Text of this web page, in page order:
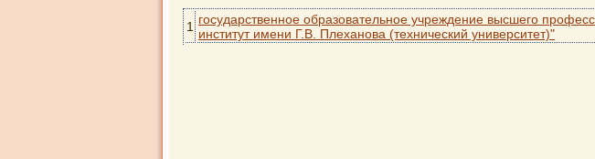
1 государственное образовательное учреждение высшего
институт имени Г.В. Плеханова (технический университет)"